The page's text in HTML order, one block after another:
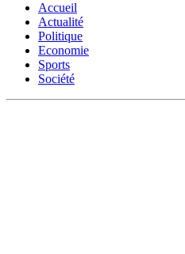
Accueil
Actualité
Politique
Economie
Sports
Société